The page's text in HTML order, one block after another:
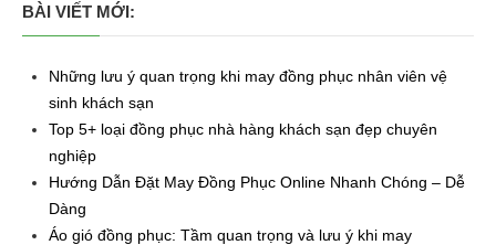
BÀI VIẾT MỚI:
Những lưu ý quan trọng khi may đồng phục nhân viên vệ
sinh khách sạn
Top 5+ loại đồng phục nhà hàng khách sạn đẹp chuyên
nghiệp
Hướng Dẫn Đặt May Đồng Phục Online Nhanh Chóng – Dễ
Dàng
Áo gió đồng phục: Tầm quan trọng và lưu ý khi may